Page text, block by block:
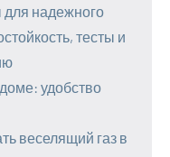
надежного
тесты и
удобство
веселящий газ в